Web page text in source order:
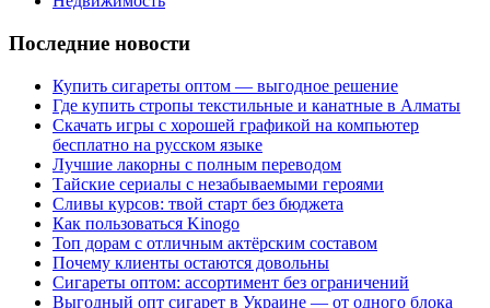
Последние новости
Купить сигареты оптом — выгодное решение
Где купить стропы текстильные и канатные в Алматы
Скачать игры с хорошей графикой на компьютер
бесплатно на русском языке
Лучшие лакорны с полным переводом
Тайские сериалы с незабываемыми героями
Сливы курсов: твой старт без бюджета
Как пользоваться Kinogo
Топ дорам с отличным актёрским составом
Почему клиенты остаются довольны
Сигареты оптом: ассортимент без ограничений
Выгодный опт сигарет в Украине — от одного блока